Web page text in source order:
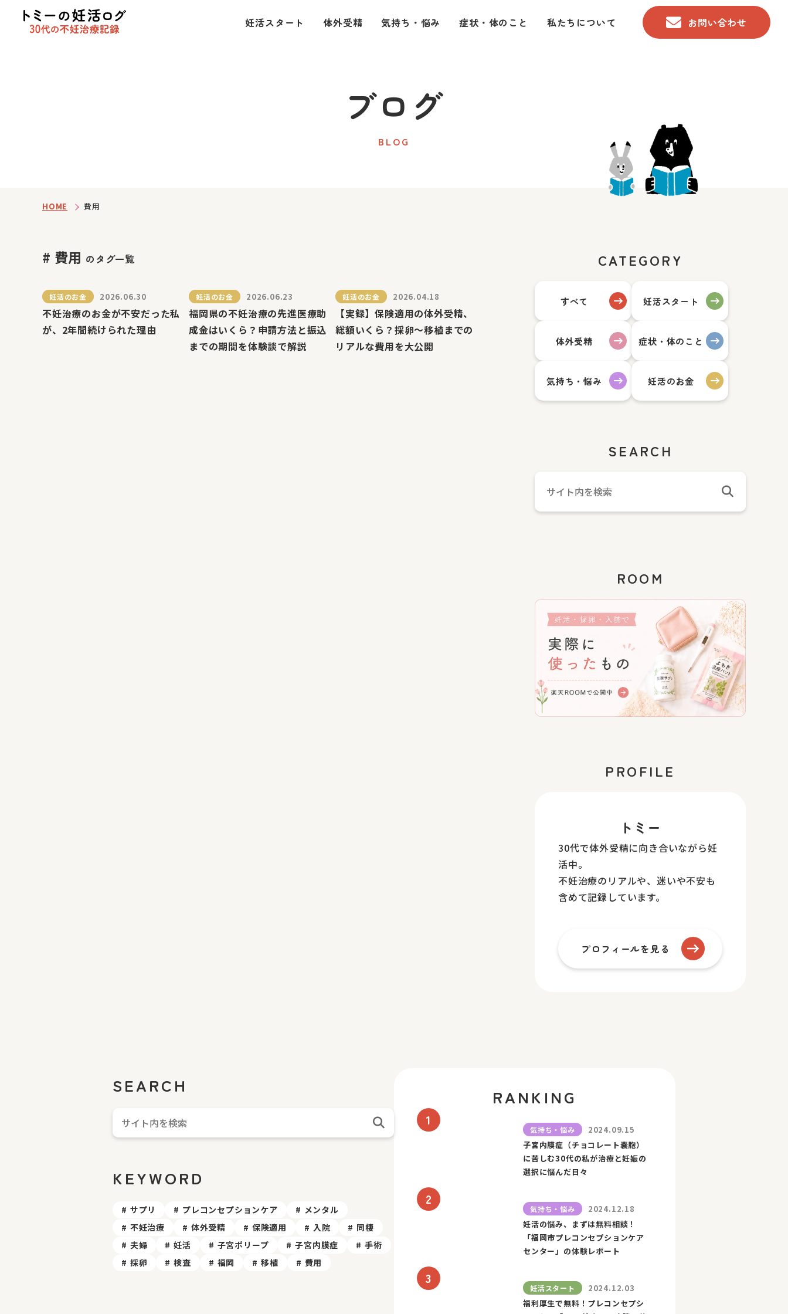
妊活スタート 体外受精 気持ち・悩み 症状・体のこと 私たちについて お問い合わせ
ブログ
BLOG
HOME 費用
# 費用 のタグ一覧
妊活のお金 2026.06.30
不妊治療のお金が不安だった私
が、2年間続けられた理由
妊活のお金 2026.06.23
福岡県の不妊治療の先進医療助
成金はいくら？申請方法と振込
までの期間を体験談で解説
妊活のお金 2026.04.18
【実録】保険適用の体外受精、
総額いくら？採卵〜移植までの
リアルな費用を大公開
CATEGORY
すべて 妊活スタート
体外受精 症状・体のこと
気持ち・悩み 妊活のお金
SEARCH
ROOM
PROFILE
トミー
30代で体外受精に向き合いながら妊
活中。
不妊治療のリアルや、迷いや不安も
含めて記録しています。
プロフィールを見る
SEARCH
KEYWORD
サプリ プレコンセプションケア
メンタル
不妊治療
体外受精 保険適用 入院
同棲
夫婦
妊活 子宮ポリープ 子宮内膜症
手術
採卵
検査 福岡 移植 費用
RANKING
気持ち・悩み
2024.09.15
子宮内膜症（チョコレート嚢胞）
に苦しむ30代の私が治療と妊娠の
選択に悩んだ日々
気持ち・悩み
2024.12.18
妊活の悩み、まずは無料相談！
「福岡市プレコンセプションケア
センター」の体験レポート
妊活スタート
2024.12.03
福利厚生で無料！プレコンセプシ